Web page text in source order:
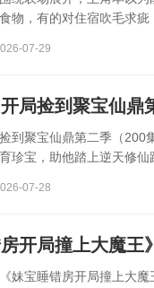
物，有的对住宿吹毛求
07-29
开局捡到聚宝仙
捡到聚宝仙鼎第二季（
珍宝，助他踏上逆天修
07-28
房开局撞上大魔
妹宝睡错房开局撞上大